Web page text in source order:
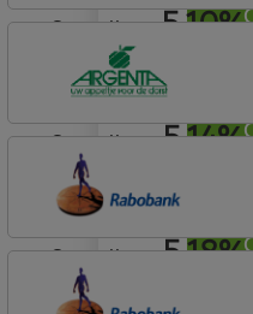
5,10%
aflosvrij
5,14%
Argenta
Hypotheek
aflosvrij
5,18%
Argenta
Hypotheek
aflosvrij
Rabobank Spaarbank
Plusvoorwaarden